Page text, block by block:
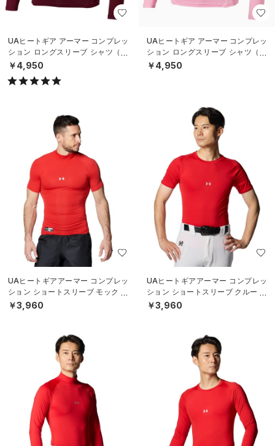
UAヒートギア アーマー コンプレッ
ション ロングスリーブ シャツ（ト
レーニング/MEN）
￥4,950
UAヒートギア アーマー コンプレッ
ション ロングスリーブ シャツ（ト
レーニング/MEN）
￥4,950
UAヒートギアアーマー コンプレッ
ション ショートスリーブ モック シ
ャツ（ベースボール/MEN）
￥3,960
UAヒートギアアーマー コンプレッ
ション ショートスリーブ クルー シ
ャツ（ベースボール/MEN）
￥3,960